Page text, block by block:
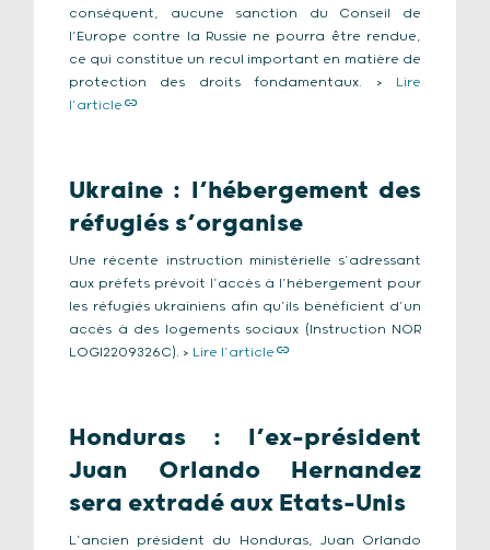
conséquent, aucune sanction du Conseil de
l’Europe contre la Russie ne pourra être rendue,
ce qui constitue un recul important en matière de
protection des droits fondamentaux. > Lire
l’article
Ukraine : l’hébergement des
réfugiés s’organise
Une récente instruction ministérielle s’adressant
aux préfets prévoit l’accès à l’hébergement pour
les réfugiés ukrainiens afin qu’ils bénéficient d’un
accès à des logements sociaux (Instruction NOR
LOGI2209326C). > Lire l’article
Honduras : l’ex-président
Juan Orlando Hernandez
sera extradé aux Etats-Unis
L’ancien président du Honduras, Juan Orlando